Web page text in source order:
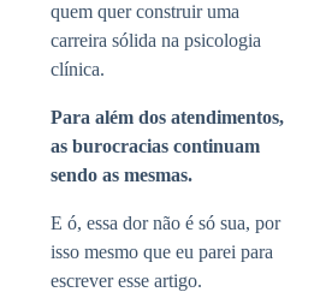
quem quer construir uma
carreira sólida na psicologia
clínica.
Para além dos atendimentos,
as burocracias continuam
sendo as mesmas.
E ó, essa dor não é só sua, por
isso mesmo que eu parei para
escrever esse artigo.